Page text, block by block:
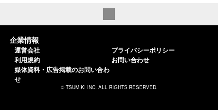
企業情報
運営会社
利用規約
媒体資料・広告掲載のお問い合わ
せ
プライバシーポリシー
お問い合わせ
© TSUMIKI INC. ALL RIGHTS RESERVED.